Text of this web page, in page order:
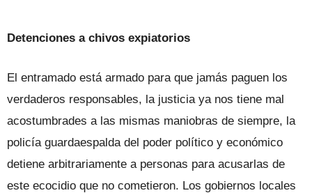
Detenciones a chivos expiatorios
El entramado está armado para que jamás paguen los
verdaderos responsables, la justicia ya nos tiene mal
acostumbrades a las mismas maniobras de siempre, la
policía guardaespalda del poder político y económico
detiene arbitrariamente a personas para acusarlas de
este ecocidio que no cometieron. Los gobiernos locales